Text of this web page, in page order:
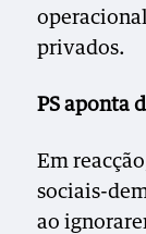
privados.
PS aponta
Em
sociais-
ao